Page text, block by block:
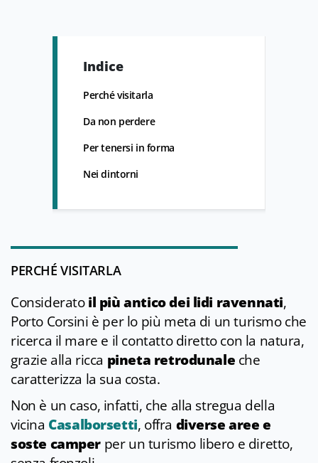
Indice
Perché visitarla
Da non perdere
Per tenersi in forma
Nei dintorni
PERCHÉ VISITARLA
Consideratoil più antico dei lidi ravennati,
Porto Corsini è per lo più meta di un turismo che
ricerca il mare e il contatto diretto con la natura,
grazie alla ricca pineta retrodunale che
caratterizza la sua costa.
Non è un caso, infatti, che alla stregua della
vicina Casalborsetti, offra diverse aree e
soste camper per un turismo libero e diretto,